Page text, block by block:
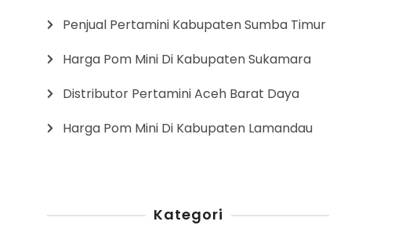
Penjual Pertamini Kabupaten Sumba Timur
Harga Pom Mini Di Kabupaten Sukamara
Distributor Pertamini Aceh Barat Daya
Harga Pom Mini Di Kabupaten Lamandau
Kategori